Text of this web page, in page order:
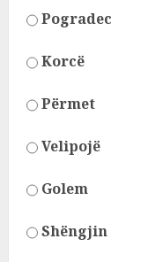
Pogradec
Korcë
Përmet
Velipojë
Golem
Shëngjin